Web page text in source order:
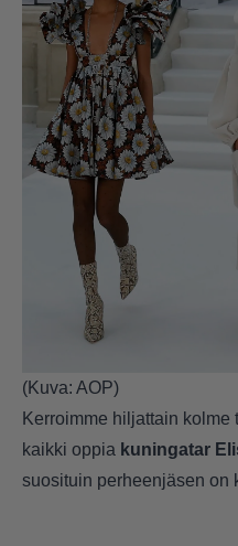
(Kuva: AOP)
Kerroimme hiljattain kolme
kaikki oppia kuningatar
suosituin perheenjäsen on